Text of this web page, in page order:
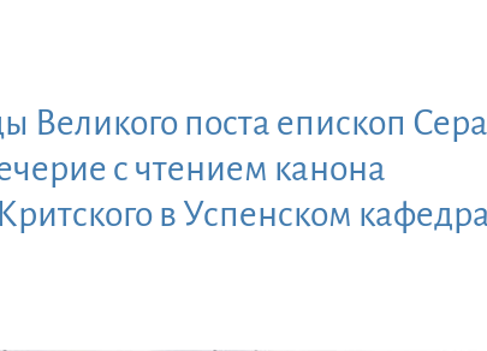
Великого поста епископ
с чтением канона
в Успенском